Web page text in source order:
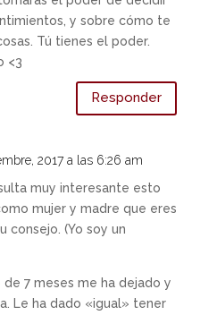
y sobre cómo te
Tú tienes el poder.
<3
Responder
2017 a las 6:26 am
muy interesante esto
mujer y madre que eres
consejo. (Yo soy un
de 7 meses me ha dejado y
Le ha dado «igual» tener